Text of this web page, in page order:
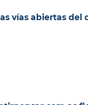
vías abiertas del